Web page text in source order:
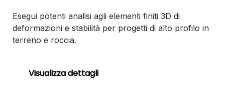
Esegui potenti analisi agli elementi finiti 3D di
deformazioni e stabilità per progetti di alto profilo in
terreno e roccia.
Visualizza dettagli